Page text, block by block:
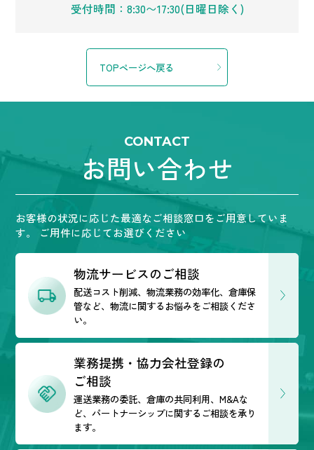
受付時間：8:30〜17:30(日曜日除く)
TOPページへ戻る
CONTACT
お問い合わせ
お客様の状況に応じた最適なご相談窓口をご用意していま
す。
ご用件に応じてお選びください
物流サービスのご相談
配送コスト削減、物流業務の効率化、倉庫保
管など、物流に関するお悩みをご相談くださ
い。
業務提携・協力会社登録の
ご相談
運送業務の委託、倉庫の共同利用、M&Aな
ど、パートナーシップに関するご相談を承り
ます。